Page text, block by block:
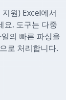
원) Excel에서
요. 도구는 다중
의 빠른 파싱을
로 처리합니다.